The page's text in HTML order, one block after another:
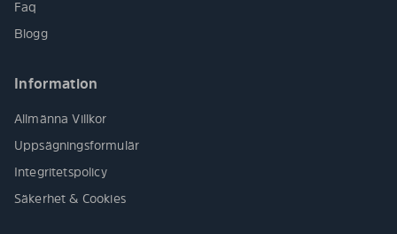
Faq
Blogg
Information
Allmänna Villkor
Uppsägningsformulär
Integritetspolicy
Säkerhet & Cookies